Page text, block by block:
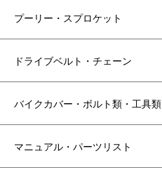
プーリー・スプロケット
ドライブベルト・チェーン
バイクカバー・ボルト類・工具類
マニュアル・パーツリスト